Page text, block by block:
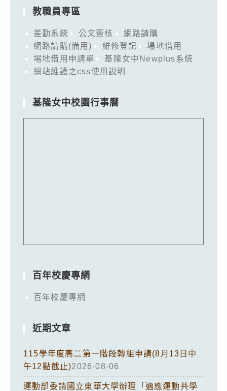
教職員專區
差勤系統 公文簽核
網路請購
網路請購(備用)
維修登記
場地借用
場地借用申請單
基隆女中Newplus系統
網站維護之css使用說明
基隆女中校園行事曆
百年校慶專網
百年校慶專網
近期文章
115學年度高二第一階段轉組申請(8月13日中
午12點截止)2026-08-06
運動部委請國立東華大學辦理「適應運動共學